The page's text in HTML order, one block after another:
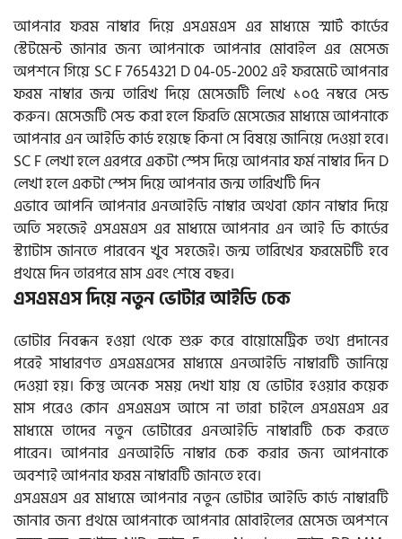
আপনার ফরম নাম্বার দিয়ে এসএমএস এর মাধ্যমে স্মার্ট কার্ডের
স্টেটমেন্ট জানার জন্য আপনাকে আপনার মোবাইল এর মেসেজ
অপশনে গিয়ে SC F 7654321 D 04-05-2002 এই ফরমেটে আপনার
ফরম নাম্বার জন্ম তারিখ দিয়ে মেসেজটি লিখে ১০৫ নম্বরে সেন্ড
করুন। মেসেজটি সেন্ড করা হলে ফিরতি মেসেজের মাধ্যমে আপনাকে
আপনার এন আইডি কার্ড হয়েছে কিনা সে বিষয়ে জানিয়ে দেওয়া হবে।
SC F লেখা হলে এরপরে একটা স্পেস দিয়ে আপনার ফর্ম নাম্বার দিন D
লেখা হলে একটা স্পেস দিয়ে আপনার জন্ম তারিখটি দিন
এভাবে আপনি আপনার এনআইডি নাম্বার অথবা ফোন নাম্বার দিয়ে
অতি সহজেই এসএমএস এর মাধ্যমে আপনার এন আই ডি কার্ডের
স্ট্যাটাস জানতে পারবেন খুব সহজেই। জন্ম তারিখের ফরমেটটি হবে
প্রথমে দিন তারপরে মাস এবং শেষে বছর।
এসএমএস দিয়ে নতুন ভোটার আইডি চেক
ভোটার নিবন্ধন হওয়া থেকে শুরু করে বায়োমেট্রিক তথ্য প্রদানের
পরেই সাধারণত এসএমএসের মাধ্যমে এনআইডি নাম্বারটি জানিয়ে
দেওয়া হয়। কিন্তু অনেক সময় দেখা যায় যে ভোটার হওয়ার কয়েক
মাস পরেও কোন এসএমএস আসে না তারা চাইলে এসএমএস এর
মাধ্যমে তাদের নতুন ভোটারের এনআইডি নাম্বারটি চেক করতে
পারেন। আপনার এনআইডি নাম্বার চেক করার জন্য আপনাকে
অবশ্যই আপনার ফরম নাম্বারটি জানতে হবে।
এসএমএস এর মাধ্যমে আপনার নতুন ভোটার আইডি কার্ড নাম্বারটি
জানার জন্য প্রথমে আপনাকে আপনার মোবাইলের মেসেজ অপশনে